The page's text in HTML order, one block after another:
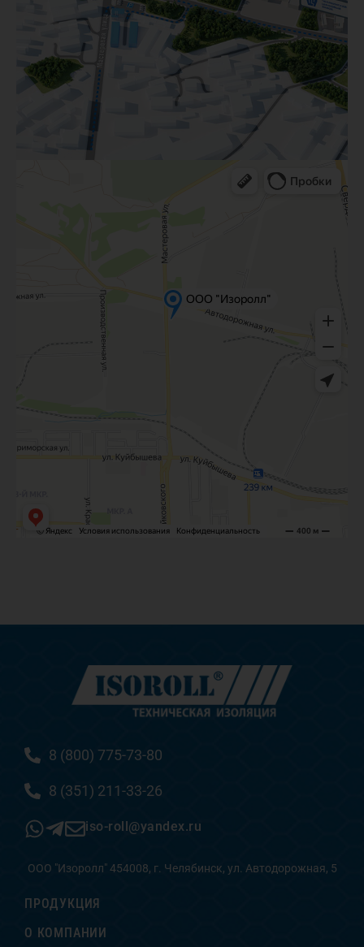
8 (800) 775-73-80
8 (351) 211-33-26
iso-roll@yandex.ru
ООО "Изоролл" 454008, г. Челябинск, ул. Автодорожная, 5
ПРОДУКЦИЯ
О КОМПАНИИ